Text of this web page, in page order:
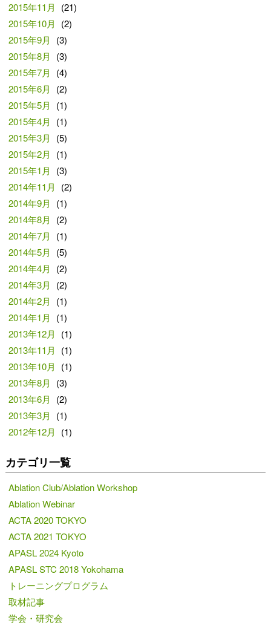
2015年11月
(21)
2015年10月
(2)
2015年9月
(3)
2015年8月
(3)
2015年7月
(4)
2015年6月
(2)
2015年5月
(1)
2015年4月
(1)
2015年3月
(5)
2015年2月
(1)
2015年1月
(3)
2014年11月
(2)
2014年9月
(1)
2014年8月
(2)
2014年7月
(1)
2014年5月
(5)
2014年4月
(2)
2014年3月
(2)
2014年2月
(1)
2014年1月
(1)
2013年12月
(1)
2013年11月
(1)
2013年10月
(1)
2013年8月
(3)
2013年6月
(2)
2013年3月
(1)
2012年12月
(1)
カテゴリ一覧
Ablation Club/Ablation Workshop
Ablation Webinar
ACTA 2020 TOKYO
ACTA 2021 TOKYO
APASL 2024 Kyoto
APASL STC 2018 Yokohama
トレーニングプログラム
取材記事
学会・研究会